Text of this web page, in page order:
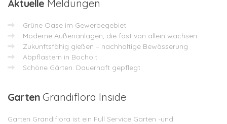
Aktuelle Meldungen
Grüne Oase im Gewerbegebiet
Moderne Außenanlagen, die fast von allein wachsen
Zukunftsfähig gießen – nachhaltige Bewässerung
Abpflastern in Bocholt:
Schöne Gärten. Dauerhaft gepflegt.
Garten Grandiflora Inside
Garten Grandiflora ist ein Full Service Garten -und